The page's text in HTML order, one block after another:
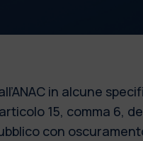
in alcune
15, comma 6,
con